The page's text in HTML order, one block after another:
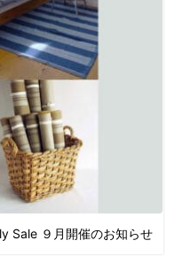
Sale ９月開催のお知らせ